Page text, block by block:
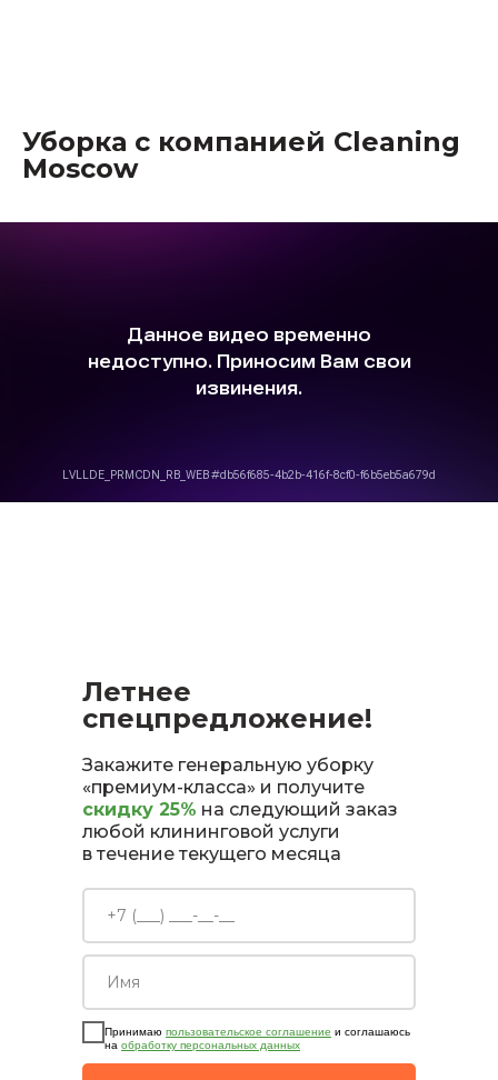
Уборка с компанией Cleaning
Moscow
Летнее
спецпредложение!
Принимаю пользовательское соглашение и соглашаюсь
на обработку персональных данных
Закажите генеральную уборку
«премиум-класса» и получите
скидку 25% на следующий заказ
любой клининговой услуги
в течение текущего месяца